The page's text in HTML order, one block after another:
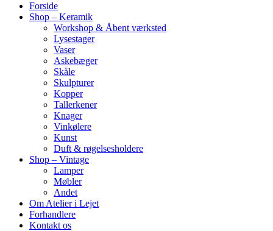
Forside
Shop – Keramik
Workshop & Åbent værksted
Lysestager
Vaser
Askebæger
Skåle
Skulpturer
Kopper
Tallerkener
Knager
Vinkølere
Kunst
Duft & røgelsesholdere
Shop – Vintage
Lamper
Møbler
Andet
Om Atelier i Lejet
Forhandlere
Kontakt os